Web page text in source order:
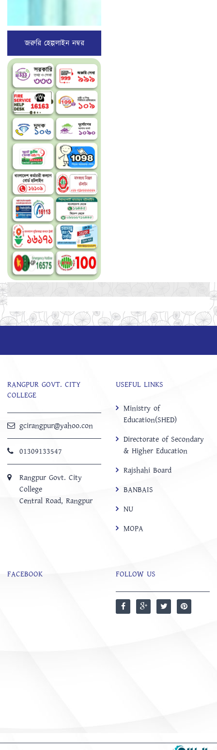
জরুরি হেল্পলাইন নম্বর
RANGPUR GOVT. CITY
COLLEGE
gcirangpur@yahoo.con
01309133547
Rangpur Govt. City
College
Central Road, Rangpur
USEFUL LINKS
Ministry of
Education(SHED)
Directorate of Secondary
& Higher Education
Rajshahi Board
BANBAIS
NU
MOPA
FACEBOOK FOLLOW US